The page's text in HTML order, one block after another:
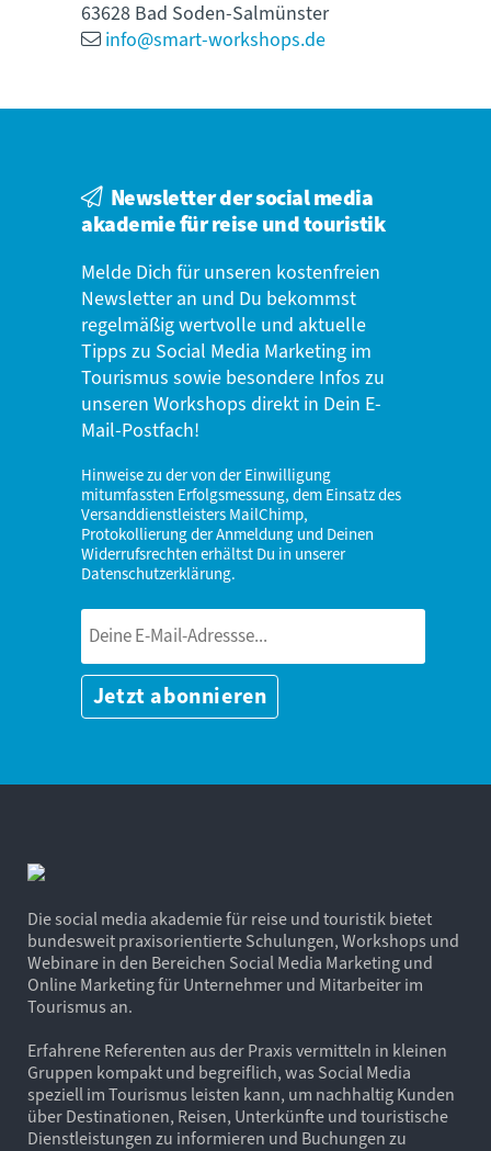
63628 Bad Soden-Salmünster
info@smart-workshops.de
Newsletter der social media
akademie für reise und touristik
Melde Dich für unseren kostenfreien
Newsletter an und Du bekommst
regelmäßig wertvolle und aktuelle
Tipps zu Social Media Marketing im
Tourismus sowie besondere Infos zu
unseren Workshops direkt in Dein E-
Mail-Postfach!
Hinweise zu der von der Einwilligung
mitumfassten Erfolgsmessung, dem Einsatz des
Versanddienstleisters MailChimp,
Protokollierung der Anmeldung und Deinen
Widerrufsrechten erhältst Du in unserer
Datenschutzerklärung.
Die social media akademie für reise und touristik bietet
bundesweit praxisorientierte Schulungen, Workshops und
Webinare in den Bereichen Social Media Marketing und
Online Marketing für Unternehmer und Mitarbeiter im
Tourismus an.
Erfahrene Referenten aus der Praxis vermitteln in kleinen
Gruppen kompakt und begreiflich, was Social Media
speziell im Tourismus leisten kann, um nachhaltig Kunden
über Destinationen, Reisen, Unterkünfte und touristische
Dienstleistungen zu informieren und Buchungen zu